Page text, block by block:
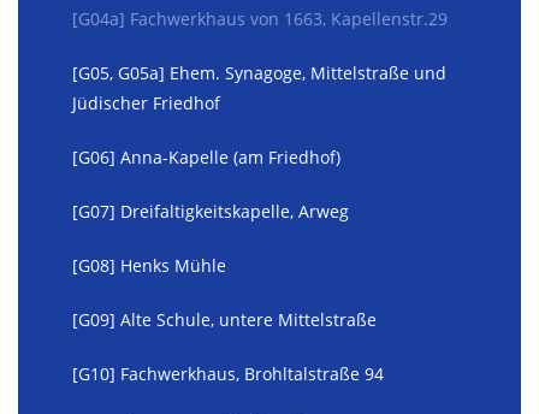
[G04a] Fachwerkhaus von 1663, Kapellenstr.29
[G05, G05a] Ehem. Synagoge, Mittelstraße und
Jüdischer Friedhof
[G06] Anna-Kapelle (am Friedhof)
[G07] Dreifaltigkeitskapelle, Arweg
[G08] Henks Mühle
[G09] Alte Schule, untere Mittelstraße
[G10] Fachwerkhaus, Brohltalstraße 94